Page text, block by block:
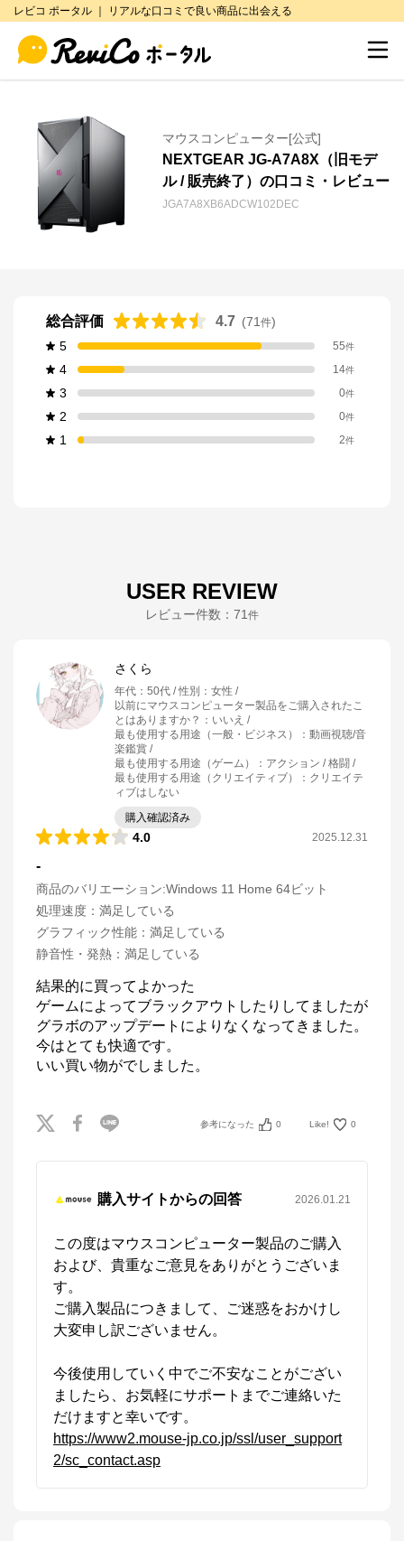
レビコ ポータル ｜ リアルな口コミで良い商品に出会える
マウスコンピューター[公式]
NEXTGEAR JG-A7A8X（旧モデ
ル / 販売終了）の口コミ・レビュー
JGA7A8XB6ADCW102DEC
総合評価 4.7 (71 件)
5
55件
4 14件
3 0件
2 0件
1 2件
USER REVIEW
レビュー件数： 71 件
さくら
年代 ： 50代 性別 ： 女性
以前にマウスコンピューター製品をご購入されたこ
とはありますか？ ： いいえ
最も使用する用途（一般・ビジネス）
： 動画視聴/音
楽鑑賞
最も使用する用途（ゲーム）
： アクション / 格闘
最も使用する用途（クリエイティブ）
： クリエイテ
ィブはしない
購入確認済み
4.0 2025.12.31
-
商品のバリエーション:Windows 11 Home 64ビット
処理速度 ： 満足している
グラフィック性能 ： 満足している
静音性・発熱 ： 満足している
結果的に買ってよかった
ゲームによってブラックアウトしたりしてましたが
グラボのアップデートによりなくなってきました。
今はとても快適です。
いい買い物がでしました。
参考になった 0 Like! 0
購入サイトからの回答 2026.01.21
この度はマウスコンピューター製品のご購入
および、貴重なご意見をありがとうございま
す。
ご購入製品につきまして、ご迷惑をおかけし
大変申し訳ございません。
今後使用していく中でご不安なことがござい
ましたら、お気軽にサポートまでご連絡いた
https://www2.mouse-jp.co.jp/ssl/user_support
2/sc_contact.asp